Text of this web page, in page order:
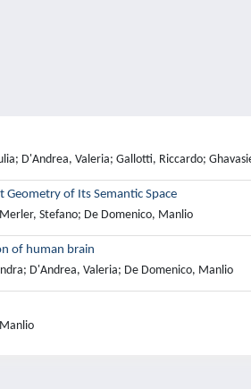
D'Andrea, Valeria; Gallotti, Riccardo;
of Its Semantic Space
Stefano; De Domenico, Manlio
of human brain
D'Andrea, Valeria; De Domenico, Manlio